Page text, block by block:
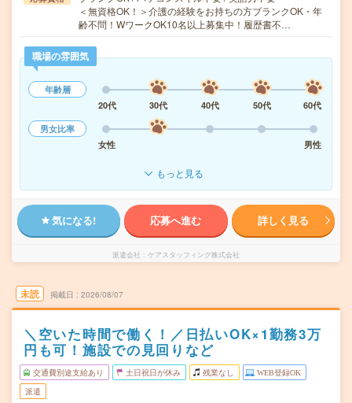
＜無資格OK！＞介護の経験をお持ちの方ブランクOK・年
齢不問！WワークOK10名以上募集中！履歴書不…
職場の雰囲気
年齢層
20代
30代 40代 50代
60代
男女比率
女性
男性
もっと見る
気になる! 応募へ進む 詳しく見る
派遣会社 ケアスタッフィング株式会社
未読 掲載日 2026/08/07
＼空いた時間で働く！／日払いOK×1勤務3万
円も可！施設での見回りなど
交通費別途支給あり 土日祝日が休み 残業なし WEB登録OK
派遣